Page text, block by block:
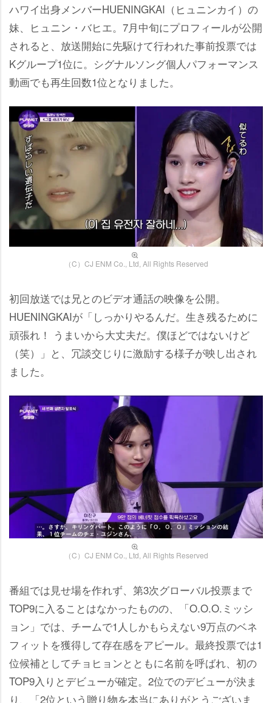
ハワイ出身メンバーHUENINGKAI（ヒュニンカイ）の
妹、ヒュニン・バヒエ。7月中旬にプロフィールが公開
されると、放送開始に先駆けて行われた事前投票では
Kグループ1位に。シグナルソング個人パフォーマンス
動画でも再生回数1位となりました。
（C）CJ ENM Co., Ltd, All Rights Reserved
初回放送では兄とのビデオ通話の映像を公開。
HUENINGKAIが「しっかりやるんだ。生き残るために
頑張れ！ うまいから大丈夫だ。僕ほどではないけど
（笑）」と、冗談交じりに激励する様子が映し出され
ました。
（C）CJ ENM Co., Ltd, All Rights Reserved
番組では見せ場を作れず、第3次グローバル投票まで
TOP9に入ることはなかったものの、「O.O.O.ミッシ
ョン」では、チームで1人しかもらえない9万点のベネ
フィットを獲得して存在感をアピール。最終投票では1
位候補としてチョヒョンとともに名前を呼ばれ、初の
TOP9入りとデビューが確定。2位でのデビューが決ま
り、「2位という贈り物を本当にありがとうございま